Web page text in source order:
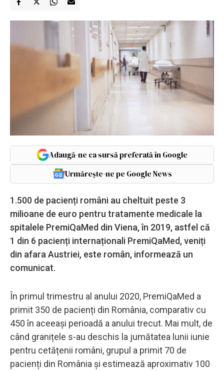
Adaugă-ne ca sursă preferată în Google
Urmărește-ne pe Google News
1.500 de pacienți români au cheltuit peste 3
milioane de euro pentru tratamente medicale la
spitalele PremiQaMed din Viena, în 2019, astfel că
1 din 6 pacienți internaționali PremiQaMed, veniți
din afara Austriei, este român, informează un
comunicat.
În primul trimestru al anului 2020, PremiQaMed a
primit 350 de pacienți din România, comparativ cu
450 în aceeași perioadă a anului trecut. Mai mult, de
când granițele s-au deschis la jumătatea lunii iunie
pentru cetățenii români, grupul a primit 70 de
pacienți din România și estimează aproximativ 100